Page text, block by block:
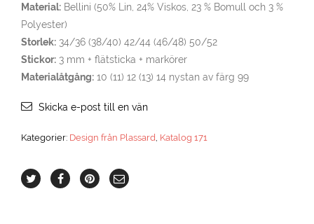
Material: Bellini (50% Lin, 24% Viskos, 23 % Bomull och 3 %
Polyester)
Storlek: 34/36 (38/40) 42/44 (46/48) 50/52
Stickor: 3 mm + flätsticka + markörer
Materialåtgång: 10 (11) 12 (13) 14 nystan av färg 99
Skicka e-post till en vän
Kategorier: Design från Plassard Katalog 171